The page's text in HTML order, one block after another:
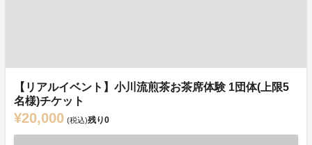
【リアルイベント】小川流煎茶お茶席体験 1団体(上限5
名様)チケット
¥20,000 (税込)残り0